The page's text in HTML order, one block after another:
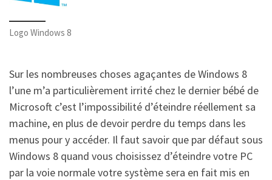
Logo Windows 8
Sur les nombreuses choses agaçantes de Windows 8
l’une m’a particulièrement irrité chez le dernier bébé de
Microsoft c’est l’impossibilité d’éteindre réellement sa
machine, en plus de devoir perdre du temps dans les
menus pour y accéder. Il faut savoir que par défaut sous
Windows 8 quand vous choisissez d’éteindre votre PC
par la voie normale votre système sera en fait mis en